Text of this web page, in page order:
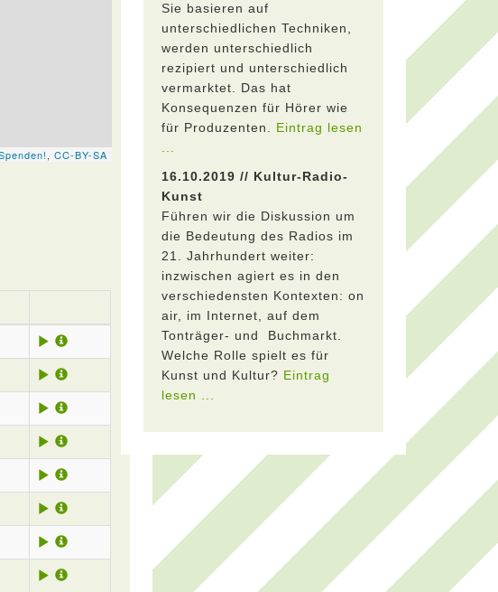
Sie basieren auf
unterschiedlichen Techniken,
werden unterschiedlich
rezipiert und unterschiedlich
vermarktet. Das hat
Konsequenzen für Hörer wie
für Produzenten. Eintrag lesen
16.10.2019 // Kultur-Radio-
Kunst
Führen wir die Diskussion um
die Bedeutung des Radios im
21. Jahrhundert weiter:
inzwischen agiert es in den
verschiedensten Kontexten: on
air, im Internet, auf dem
Tonträger- und Buchmarkt.
Welche Rolle spielt es für
Kunst und Kultur? Eintrag
lesen ...